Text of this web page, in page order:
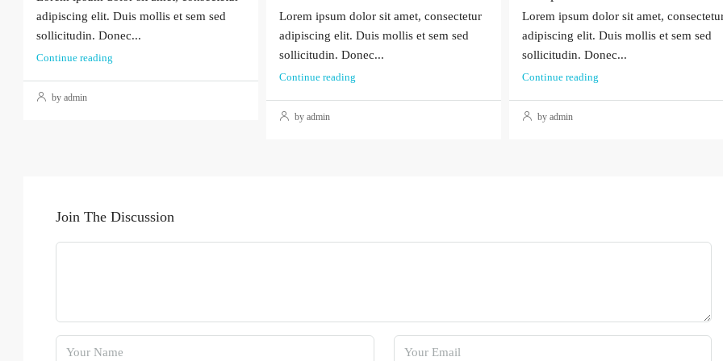
adipiscing elit. Duis mollis et sem sed
sollicitudin. Donec...
Continue reading
by admin
Lorem ipsum dolor sit amet, consectetur
adipiscing elit. Duis mollis et sem sed
sollicitudin. Donec...
Continue reading
by admin
Lorem ipsum dolor sit amet,
adipiscing elit. Duis mollis et sem sed
sollicitudin. Donec...
Continue reading
by admin
Join The Discussion